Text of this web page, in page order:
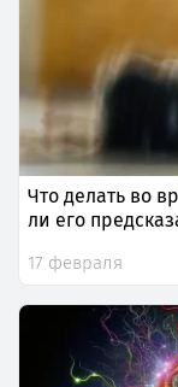
Что делать во
ли его
17 февраля